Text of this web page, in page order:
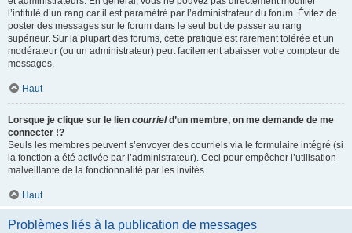
l’intitulé d’un rang car il est paramétré par l’administrateur du forum. Évitez de
poster des messages sur le forum dans le seul but de passer au rang
supérieur. Sur la plupart des forums, cette pratique est rarement tolérée et un
modérateur (ou un administrateur) peut facilement abaisser votre compteur de
messages.
Haut
Lorsque je clique sur le lien courrield’un membre, on me demande de me
connecter !?
Seuls les membres peuvent s’envoyer des courriels via le formulaire intégré (si
la fonction a été activée par l’administrateur). Ceci pour empêcher l’utilisation
malveillante de la fonctionnalité par les invités.
Haut
Problèmes liés à la publication de messages